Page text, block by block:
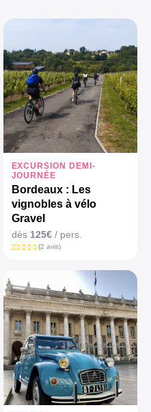
EXCURSION DEMI-
JOURNÉE
Bordeaux : Les
vignobles à vélo
Gravel
dès 125€/ pers.
(2 avis)